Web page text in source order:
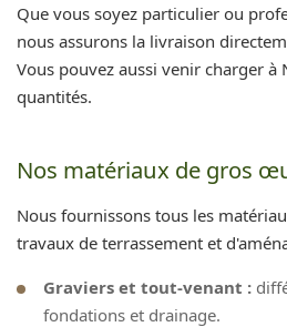
Que vous soyez particulier ou
nous assurons la livraison
Vous pouvez aussi venir charger à
quantités.
Nos matériaux de gros
Nous fournissons tous les
travaux de terrassement et
Graviers et tout-venant :
fondations et drainage.